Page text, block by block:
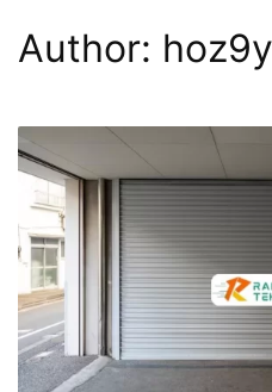
Author: hoz9y